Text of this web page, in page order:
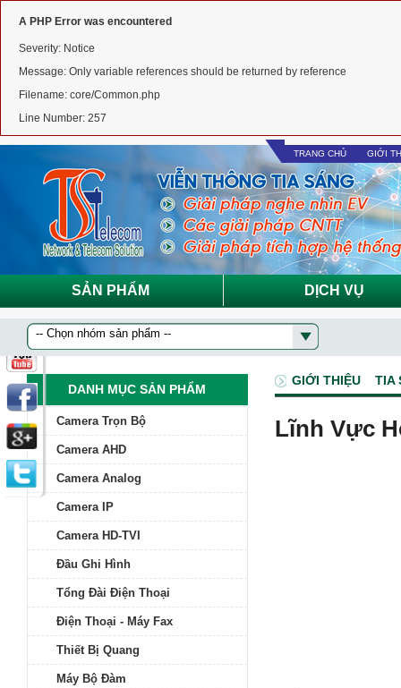
A PHP Error was encountered
Severity: Notice
Message: Only variable references should be returned by reference
Filename: core/Common.php
Line Number: 257
TRANG CHỦ GIỚI
SẢN PHẨM DỊCH VỤ
GIỚI THIỆU TIA
Lĩnh Vực
DANH MỤC SẢN PHẨM
Camera Trọn Bộ
Camera AHD
Camera Analog
Camera IP
Camera HD-TVI
Đầu Ghi Hình
Tổng Đài Điện Thoại
Điện Thoại - Máy Fax
Thiết Bị Quang
Máy Bộ Đàm